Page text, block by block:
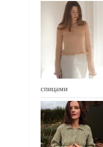
спицами